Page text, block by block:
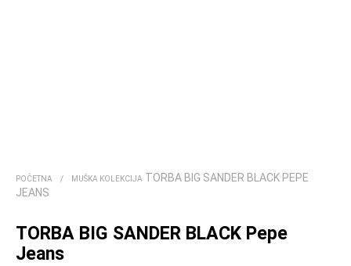
POČETNA / MUŠKA KOLEKCIJA TORBA BIG SANDER BLACK PEPE
JEANS
TORBA BIG SANDER BLACK Pepe
Jeans